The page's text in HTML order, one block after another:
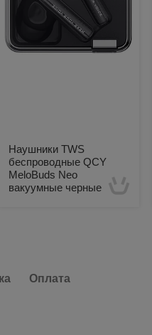
Наушники TWS
беспроводные QCY
MeloBuds Neo
вакуумные черные
Оплата